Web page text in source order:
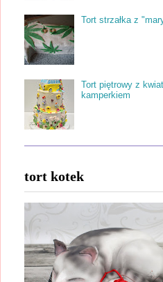
Tort strzałka z
Tort piętrowy z
kamperkiem
tort kotek